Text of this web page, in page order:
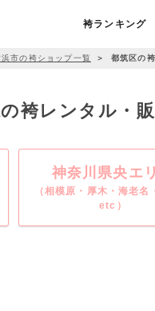
袴ランキング
浜市の袴ショップ一覧 ＞ 都筑区の
袴レンタル・
神奈川県央エ
（相模原・厚木・海老
etc）